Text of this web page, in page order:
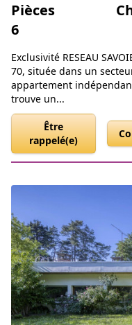
Pièces
6
Exclusivité RESEAU
70, située dans un
appartement
trouve un...
Être
rappelé(e)